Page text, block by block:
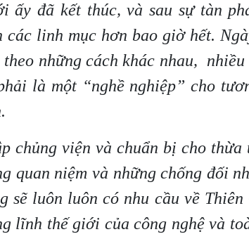
ấy đã kết thúc, và sau sự tàn
linh mục hơn bao giờ hết.
những cách khác nhau,
là một “nghề nghiệp” cho
chủng viện và chuẩn bị cho thừa
quan niệm và những chống đối
luôn luôn có nhu cầu về Thiên
lĩnh thế giới của công nghệ và